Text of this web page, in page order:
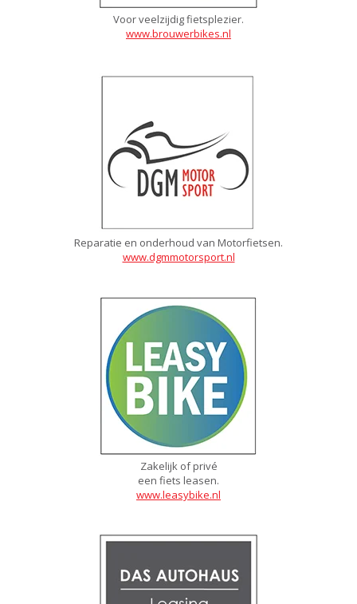
Voor veelzijdig fietsplezier.
www.brouwerbikes.nl
Reparatie en onderhoud van Motorfietsen.
www.dgmmotorsport.nl
Zakelijk of privé
een fiets leasen.
www.leasybike.nl